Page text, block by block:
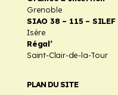
Grenoble
SIAO 38 – 115 – SILEF
Isère
Régal’
Saint-Clair-de-la-Tour
PLAN DU SITE